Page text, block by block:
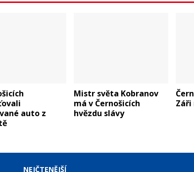
auto z
Mistr světa Kobranov
má v Černošicích
hvězdu slávy
NEJČTENĚJŠÍ